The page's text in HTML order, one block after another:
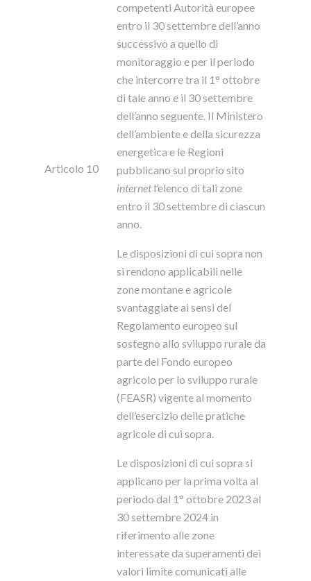
Articolo 10
competenti Autorità europee
entro il 30 settembre dell’anno
successivo a quello di
monitoraggio e per il periodo
che intercorre tra il 1° ottobre
di tale anno e il 30 settembre
dell’anno seguente. Il Ministero
dell’ambiente e della sicurezza
energetica e le Regioni
pubblicano sul proprio sito
internetl’elenco di tali zone
entro il 30 settembre di ciascun
anno.
Le disposizioni di cui sopra non
si rendono applicabili nelle
zone montane e agricole
svantaggiate ai sensi del
Regolamento europeo sul
sostegno allo sviluppo rurale da
parte del Fondo europeo
agricolo per lo sviluppo rurale
(FEASR) vigente al momento
dell’esercizio delle pratiche
agricole di cui sopra.
Le disposizioni di cui sopra si
applicano per la prima volta al
periodo dal 1° ottobre 2023 al
30 settembre 2024 in
riferimento alle zone
interessate da superamenti dei
valori limite comunicati alle